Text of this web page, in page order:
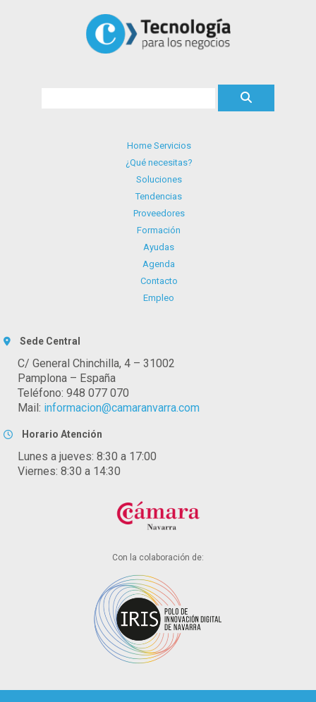
Home Servicios
¿Qué necesitas?
Soluciones
Tendencias
Proveedores
Formación
Ayudas
Agenda
Contacto
Empleo
Sede Central
C/ General Chinchilla, 4 – 31002
Pamplona – España
Teléfono: 948 077 070
Mail: informacion@camaranvarra.com
Horario Atención
Lunes a jueves: 8:30 a 17:00
Viernes: 8:30 a 14:30
Con la colaboración de: